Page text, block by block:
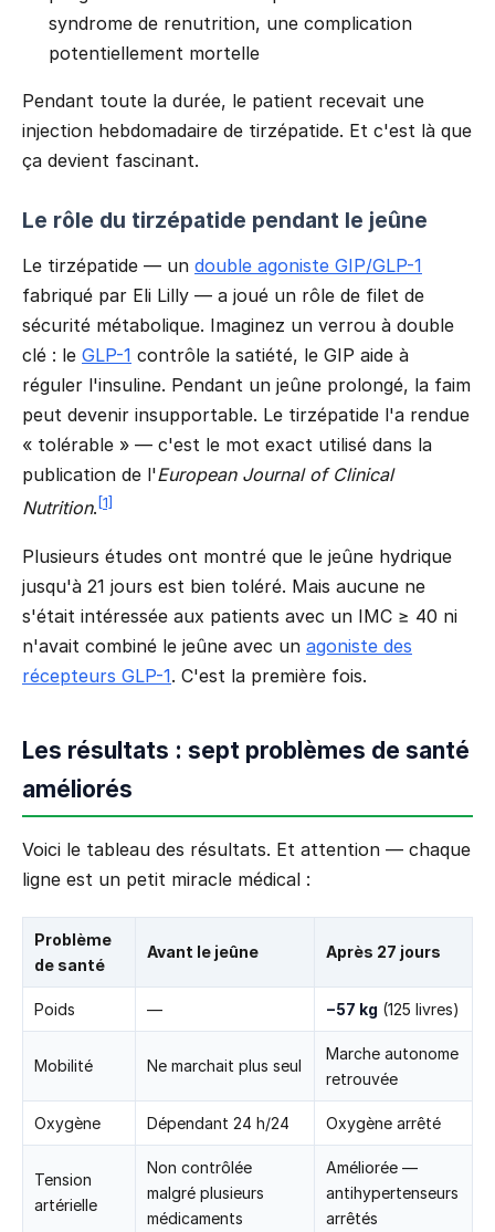
syndrome de renutrition, une complication
potentiellement mortelle
Pendant toute la durée, le patient recevait une
injection hebdomadaire de tirzépatide. Et c'est là que
ça devient fascinant.
Le rôle du tirzépatide pendant le jeûne
Le tirzépatide — un double agoniste GIP/GLP-1
fabriqué par Eli Lilly — a joué un rôle de filet de
sécurité métabolique. Imaginez un verrou à double
clé : le GLP-1 contrôle la satiété, le GIP aide à
réguler l'insuline. Pendant un jeûne prolongé, la faim
peut devenir insupportable. Le tirzépatide l'a rendue
« tolérable » — c'est le mot exact utilisé dans la
publication de l'European Journal of Clinical
Nutrition. [1]
Plusieurs études ont montré que le jeûne hydrique
jusqu'à 21 jours est bien toléré. Mais aucune ne
s'était intéressée aux patients avec un IMC ≥ 40 ni
n'avait combiné le jeûne avec un agoniste des
récepteurs GLP-1. C'est la première fois.
Les résultats : sept problèmes de santé
améliorés
Voici le tableau des résultats. Et attention — chaque
ligne est un petit miracle médical :
Problème
de santé
Avant le jeûne Après 27 jours
Poids — −57 kg (125 livres)
Mobilité Ne marchait plus seul
Marche autonome
retrouvée
Oxygène Dépendant 24 h/24 Oxygène arrêté
Tension
artérielle
Non contrôlée
malgré plusieurs
médicaments
Améliorée —
antihypertenseurs
arrêtés